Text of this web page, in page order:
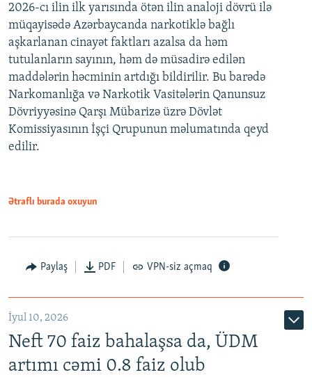
2026-cı ilin ilk yarısında ötən ilin analoji dövrü ilə
müqayisədə Azərbaycanda narkotiklə bağlı
aşkarlanan cinayət faktları azalsa da həm
tutulanların sayının, həm də müsadirə edilən
maddələrin həcminin artdığı bildirilir. Bu barədə
Narkomanlığa və Narkotik Vasitələrin Qanunsuz
Dövriyyəsinə Qarşı Mübarizə üzrə Dövlət
Komissiyasının İşçi Qrupunun məlumatında qeyd
edilir.
Ətraflı burada oxuyun
Paylaş PDF VPN-siz açmaq
İyul 10, 2026
Neft 70 faiz bahalaşsa da, ÜDM
artımı cəmi 0.8 faiz olub